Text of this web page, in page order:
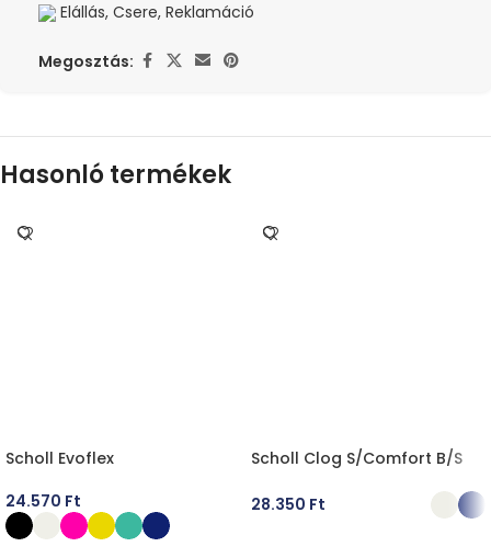
Elállás, Csere, Reklamáció
Megosztás:
Hasonló termékek
Scholl Evoflex
24.570 Ft
Scholl Clog S/Comfort B/S
28.350 Ft